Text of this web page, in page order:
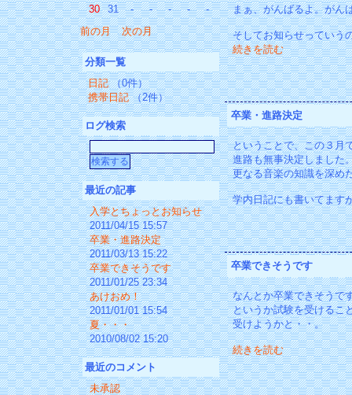
まぁ、がんばるよ。がん
そしてお知らせっていう
続きを読む
卒業・進路決定
ということで、この３月
進路も無事決定しました
更なる音楽の知識を深め
学内日記にも書いてます
卒業できそうです
なんとか卒業できそうで
というか試験を受けるこ
受けようかと・・。
続きを読む
30
31 - - - -
-
前の月
次の月
分類一覧
日記（0件）
携帯日記（2件）
ログ検索
最近の記事
入学とちょっとお知らせ
2011/04/15 15:57
卒業・進路決定
2011/03/13 15:22
卒業できそうです
2011/01/25 23:34
あけおめ！
2011/01/01 15:54
夏・・・
2010/08/02 15:20
最近のコメント
未承認